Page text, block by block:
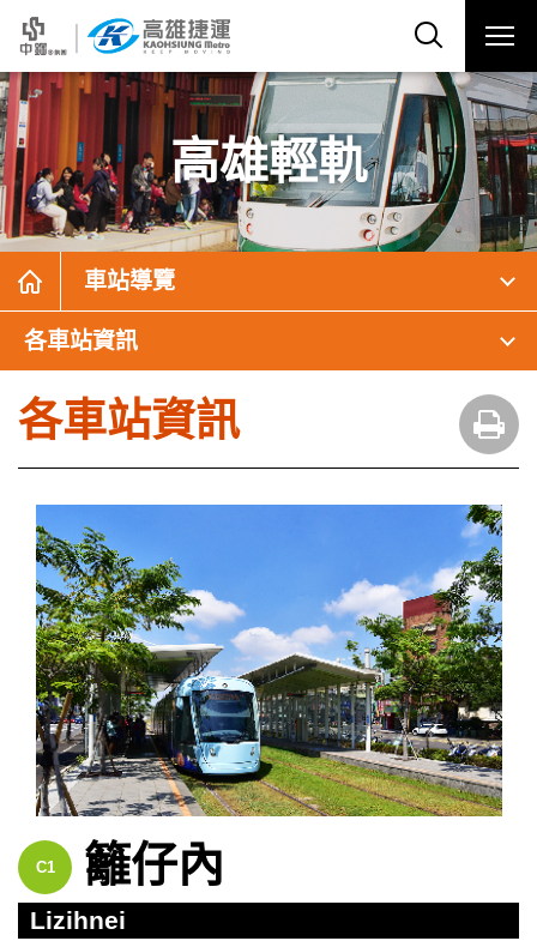
高雄輕軌
車站導覽
各車站資訊
各車站資訊
C1 籬仔內
Lizihnei